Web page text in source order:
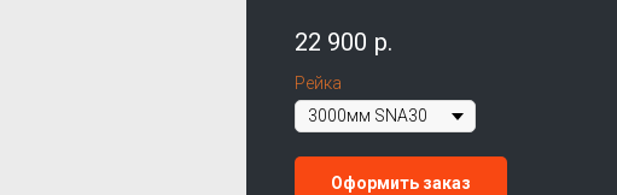
22 900 р.
Рейка
Оформить заказ